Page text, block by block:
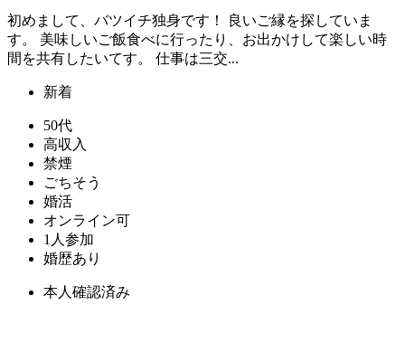
初めまして、バツイチ独身です！ 良いご縁を探していま
す。 美味しいご飯食べに行ったり、お出かけして楽しい時
間を共有したいてす。 仕事は三交...
新着
50代
高収入
禁煙
ごちそう
婚活
オンライン可
1人参加
婚歴あり
本人確認済み